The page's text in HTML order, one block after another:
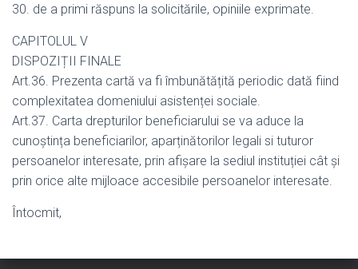
30. de a primi răspuns la solicitările, opiniile exprimate.
CAPITOLUL V
DISPOZIȚII FINALE
Art.36. Prezenta cartă va fi îmbunătățită periodic dată fiind
complexitatea domeniului asistenței sociale.
Art.37. Carta drepturilor beneficiarului se va aduce la
cunoștința beneficiarilor, aparținătorilor legali si tuturor
persoanelor interesate, prin afișare la sediul instituției cât și
prin orice alte mijloace accesibile persoanelor interesate.
Întocmit,